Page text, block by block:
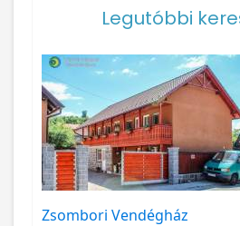
Legutóbbi
Zsombori Vendégház